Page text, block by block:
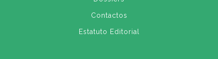
Contactos
Estatuto Editorial